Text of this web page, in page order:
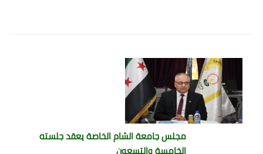
مجلس جامعة الشام الخاصة يعقد جلسته
الخامسة والتسعون